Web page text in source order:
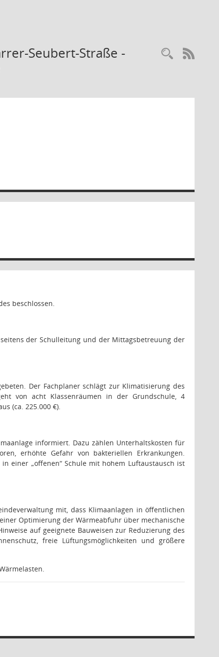
Seubert-Straße -
beschlossen.
der Schulleitung und der Mittagsbetreuung der
Der Fachplaner schlägt zur Klimatisierung des
von acht Klassenräumen in der Grundschule, 4
(ca. 225.000 €).
informiert. Dazu zählen Unterhaltskosten für
erhöhte Gefahr von bakteriellen Erkrankungen.
einer „offenen“ Schule mit hohem Luftaustausch ist
mit, dass Klimaanlagen in öffentlichen
Optimierung der Wärmeabfuhr über mechanische
auf geeignete Bauweisen zur Reduzierung des
freie Lüftungsmöglichkeiten und größere